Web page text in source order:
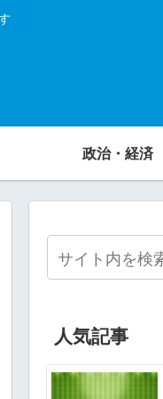
政治・経済
人気記事